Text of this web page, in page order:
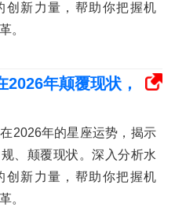
创新力量，帮助你把握机
。
年颠覆现状，
2026年的星座运势，揭示
、颠覆现状。深入分析水
创新力量，帮助你把握机
。